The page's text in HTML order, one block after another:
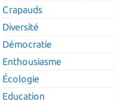
Crapauds
Diversité
Démocratie
Enthousiasme
Écologie
Education